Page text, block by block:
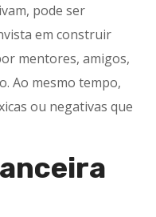
pode ser
em construir
mentores, amigos,
Ao mesmo tempo,
ou negativas que